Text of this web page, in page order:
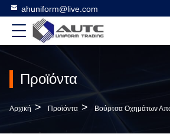
ahuniform@live.com
Προϊόντα
Αρχική > Προϊόντα > Βούρτσα Οχημάτων Αποκομιδής